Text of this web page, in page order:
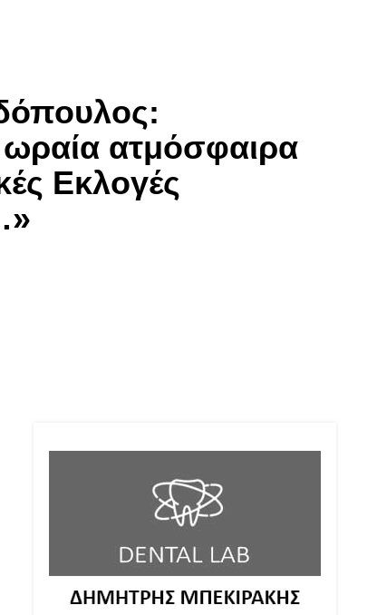
ωραία ατμόσφαιρα
Εκλογές